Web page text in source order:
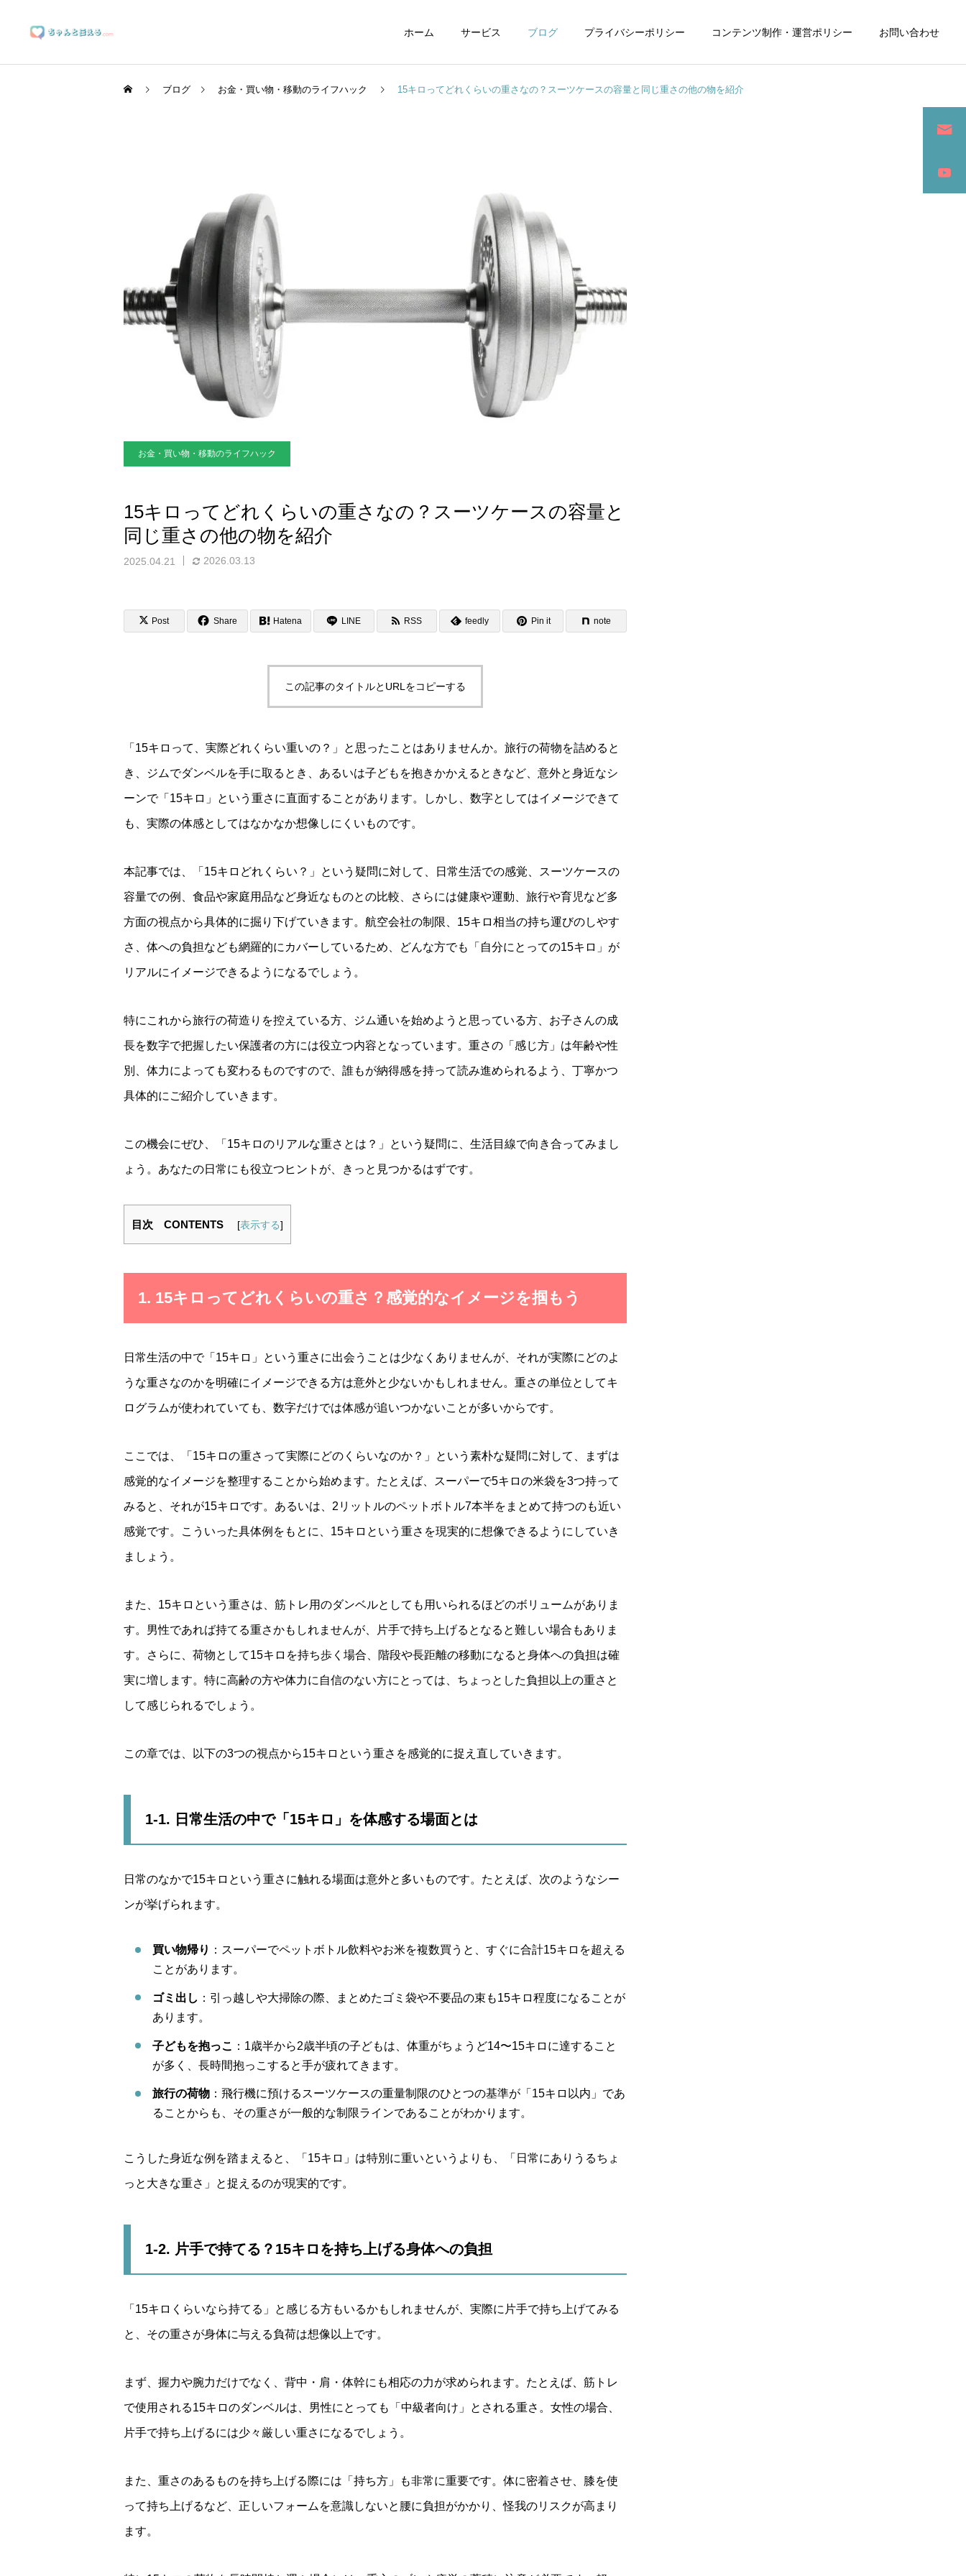
ホーム サービス ブログ プライバシーポリシー コンテンツ制作・運営ポリシー お問い合わせ
マーケティングサポート
ブログ お金・買い物・移動のライフハック 15キロってどれくらいの重さなの？スーツケースの容量と同じ重さの他の物を紹介
お金・買い物・移動のライフハック
15キロってどれくらいの重さなの？スーツケースの容量と
同じ重さの他の物を紹介
2025.04.21 2026.03.13
Post Share Hatena LINE RSS feedly Pin it note
この記事のタイトルとURLをコピーする
「15キロって、実際どれくらい重いの？」と思ったことはありませんか。旅行の荷物を詰めると
き、ジムでダンベルを手に取るとき、あるいは子どもを抱きかかえるときなど、意外と身近なシ
ーンで「15キロ」という重さに直面することがあります。しかし、数字としてはイメージできて
も、実際の体感としてはなかなか想像しにくいものです。
本記事では、「15キロどれくらい？」という疑問に対して、日常生活での感覚、スーツケースの
容量での例、食品や家庭用品など身近なものとの比較、さらには健康や運動、旅行や育児など多
方面の視点から具体的に掘り下げていきます。航空会社の制限、15キロ相当の持ち運びのしやす
さ、体への負担なども網羅的にカバーしているため、どんな方でも「自分にとっての15キロ」が
リアルにイメージできるようになるでしょう。
特にこれから旅行の荷造りを控えている方、ジム通いを始めようと思っている方、お子さんの成
長を数字で把握したい保護者の方には役立つ内容となっています。重さの「感じ方」は年齢や性
別、体力によっても変わるものですので、誰もが納得感を持って読み進められるよう、丁寧かつ
具体的にご紹介していきます。
この機会にぜひ、「15キロのリアルな重さとは？」という疑問に、生活目線で向き合ってみまし
ょう。あなたの日常にも役立つヒントが、きっと見つかるはずです。
目次 CONTENTS [表示する]
1. 15キロってどれくらいの重さ？感覚的なイメージを掴もう
日常生活の中で「15キロ」という重さに出会うことは少なくありませんが、それが実際にどのよ
うな重さなのかを明確にイメージできる方は意外と少ないかもしれません。重さの単位としてキ
ログラムが使われていても、数字だけでは体感が追いつかないことが多いからです。
ここでは、「15キロの重さって実際にどのくらいなのか？」という素朴な疑問に対して、まずは
感覚的なイメージを整理することから始めます。たとえば、スーパーで5キロの米袋を3つ持って
みると、それが15キロです。あるいは、2リットルのペットボトル7本半をまとめて持つのも近い
感覚です。こういった具体例をもとに、15キロという重さを現実的に想像できるようにしていき
ましょう。
また、15キロという重さは、筋トレ用のダンベルとしても用いられるほどのボリュームがありま
す。男性であれば持てる重さかもしれませんが、片手で持ち上げるとなると難しい場合もありま
す。さらに、荷物として15キロを持ち歩く場合、階段や長距離の移動になると身体への負担は確
実に増します。特に高齢の方や体力に自信のない方にとっては、ちょっとした負担以上の重さと
して感じられるでしょう。
この章では、以下の3つの視点から15キロという重さを感覚的に捉え直していきます。
1-1. 日常生活の中で「15キロ」を体感する場面とは
日常のなかで15キロという重さに触れる場面は意外と多いものです。たとえば、次のようなシー
ンが挙げられます。
買い物帰り ：スーパーでペットボトル飲料やお米を複数買うと、すぐに合計15キロを超える
ことがあります。
ゴミ出し ：引っ越しや大掃除の際、まとめたゴミ袋や不要品の束も15キロ程度になることが
あります。
子どもを抱っこ
：1歳半から2歳半頃の子どもは、体重がちょうど14〜15キロに達すること
が多く、長時間抱っこすると手が疲れてきます。
旅行の荷物 ：飛行機に預けるスーツケースの重量制限のひとつの基準が「15キロ以内」であ
ることからも、その重さが一般的な制限ラインであることがわかります。
こうした身近な例を踏まえると、「15キロ」は特別に重いというよりも、「日常にありうるちょ
っと大きな重さ」と捉えるのが現実的です。
1-2. 片手で持てる？15キロを持ち上げる身体への負担
「15キロくらいなら持てる」と感じる方もいるかもしれませんが、実際に片手で持ち上げてみる
と、その重さが身体に与える負荷は想像以上です。
まず、握力や腕力だけでなく、背中・肩・体幹にも相応の力が求められます。たとえば、筋トレ
で使用される15キロのダンベルは、男性にとっても「中級者向け」とされる重さ。女性の場合、
片手で持ち上げるには少々厳しい重さになるでしょう。
また、重さのあるものを持ち上げる際には「持ち方」も非常に重要です。体に密着させ、膝を使
って持ち上げるなど、正しいフォームを意識しないと腰に負担がかかり、怪我のリスクが高まり
ます。